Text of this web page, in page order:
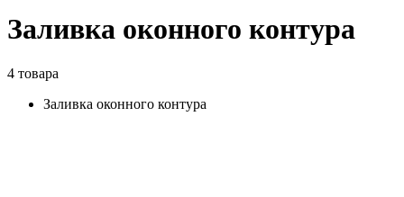
Заливка оконного контура
4 товара
Заливка оконного контура